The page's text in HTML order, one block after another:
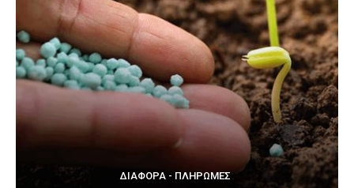
ΔΙΆΦΟΡΑ - ΠΛΗΡΩΜΈΣ